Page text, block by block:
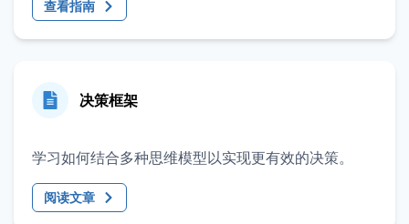
查看指南
决策框架
学习如何结合多种思维模型以实现更有效的决策。
阅读文章